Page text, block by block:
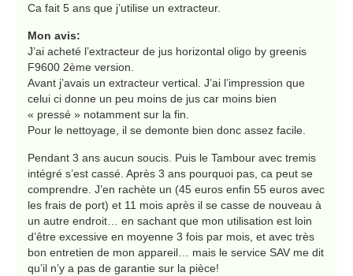
Ca fait 5 ans que j’utilise un extracteur.
Mon avis:
J’ai acheté l’extracteur de jus horizontal oligo by greenis
F9600 2ème version.
Avant j’avais un extracteur vertical. J’ai l’impression que
celui ci donne un peu moins de jus car moins bien
« pressé » notamment sur la fin.
Pour le nettoyage, il se demonte bien donc assez facile.
Pendant 3 ans aucun soucis. Puis le Tambour avec tremis
intégré s’est cassé. Après 3 ans pourquoi pas, ca peut se
comprendre. J’en rachète un (45 euros enfin 55 euros avec
les frais de port) et 11 mois après il se casse de nouveau à
un autre endroit… en sachant que mon utilisation est loin
d’être excessive en moyenne 3 fois par mois, et avec très
bon entretien de mon appareil… mais le service SAV me dit
qu’il n’y a pas de garantie sur la pièce!